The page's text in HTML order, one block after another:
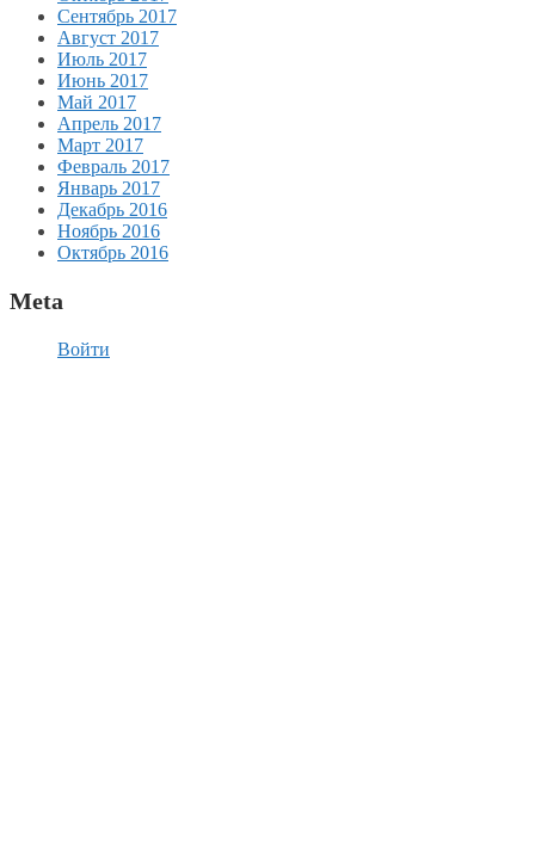
Сентябрь 2017
Август 2017
Июль 2017
Июнь 2017
Май 2017
Апрель 2017
Март 2017
Февраль 2017
Январь 2017
Декабрь 2016
Ноябрь 2016
Октябрь 2016
Meta
Войти